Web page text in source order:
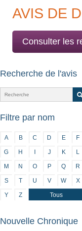
AVIS DE
Consulter les
Recherche de l'avis
Filtre par nom
A B C D E F
G H I J K L
M N O P Q R
S T U V W X
Y Z Tous
Nouvelle Chronique